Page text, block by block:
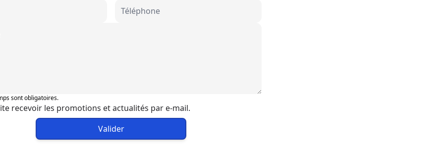
sont obligatoires.
recevoir les promotions et actualités par e-mail.
Valider